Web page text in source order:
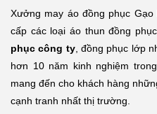
Xưởng may áo đồng phục
cấp các loại áo thun đồng
phục công ty, đồng phục lớp
hơn 10 năm kinh nghiệm
mang đến cho khách hàng
cạnh tranh nhất thị trường.